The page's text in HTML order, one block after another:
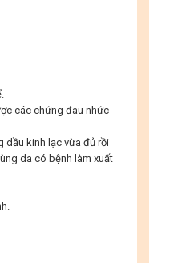
các chứng đau nhức
dầu kinh lạc vừa đủ rồi
da có bệnh làm xuất